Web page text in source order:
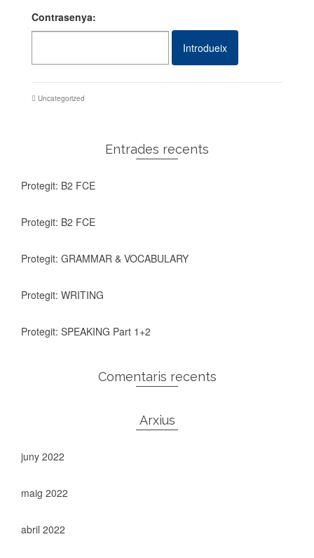
Contrasenya:
Uncategorized
Entrades recents
Protegit: B2 FCE
Protegit: B2 FCE
Protegit: GRAMMAR & VOCABULARY
Protegit: WRITING
Protegit: SPEAKING Part 1+2
Comentaris recents
Arxius
juny 2022
maig 2022
abril 2022